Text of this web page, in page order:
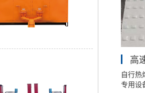
高
自行热
专用设